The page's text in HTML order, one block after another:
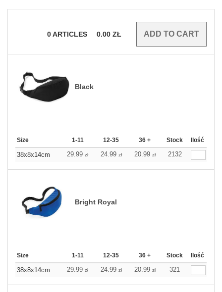
0ARTICLES 0.00 ZŁ
Black
Size 1-11 12-35 36 + Stock Ilość
38x8x14cm 29.99 zł 24.99 zł 20.99 zł 2132
Bright Royal
Size 1-11 12-35 36 + Stock Ilość
38x8x14cm 29.99 zł 24.99 zł 20.99 zł 321